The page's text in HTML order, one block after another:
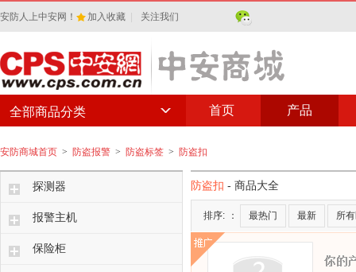
安防人上中安网！ 加入收藏 关注我们
首页 产品
全部商品分类
安防商城首页 > 防盗报警 > 防盗标签 > 防盗扣
探测器
报警主机
保险柜
防盗扣 - 商品大全
排序: ： 最热门 最新 所